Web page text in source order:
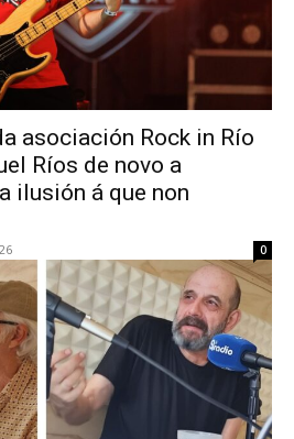
asociación Rock in Río
Ríos de novo a
ilusión á que non
0